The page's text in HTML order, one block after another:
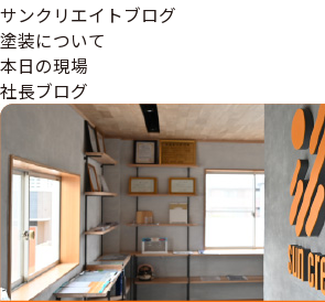
サンクリエイトブログ
塗装について
本日の現場
社長ブログ